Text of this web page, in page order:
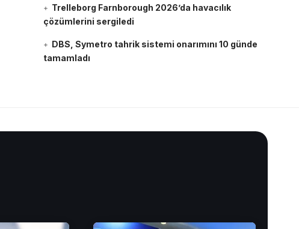
Trelleborg Farnborough 2026’da havacılık
çözümlerini sergiledi
DBS, Symetro tahrik sistemi onarımını 10 günde
tamamladı